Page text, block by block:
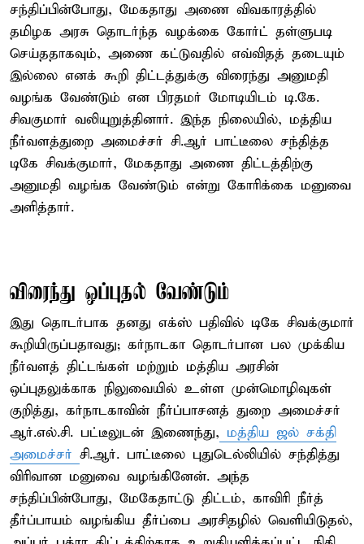
சந்திப்பின்போது, மேகதாது அணை விவகாரத்தில்
தமிழக அரசு தொடர்ந்த வழக்கை கோர்ட் தள்ளுபடி
செய்ததாகவும், அணை கட்டுவதில் எவ்விதத் தடையும்
இல்லை எனக் கூறி திட்டத்துக்கு விரைந்து அனுமதி
வழங்க வேண்டும் என பிரதமர் மோடியிடம் டி.கே.
சிவகுமார் வலியுறுத்தினார். இந்த நிலையில், மத்திய
நீர்வளத்துறை அமைச்சர் சி.ஆர் பாட்டீலை சந்தித்த
டிகே சிவக்குமார், மேகதாது அணை திட்டத்திற்கு
அனுமதி வழங்க வேண்டும் என்று கோரிக்கை மனுவை
அளித்தார்.
விரைந்து ஒப்புதல் வேண்டும்
இது தொடர்பாக தனது எக்ஸ் பதிவில் டிகே சிவக்குமார்
கூறியிருப்பதாவது; கர்நாடகா தொடர்பான பல முக்கிய
நீர்வளத் திட்டங்கள் மற்றும் மத்திய அரசின்
ஒப்புதலுக்காக நிலுவையில் உள்ள முன்மொழிவுகள்
குறித்து, கர்நாடகாவின் நீர்ப்பாசனத் துறை அமைச்சர்
ஆர்.எல்.சி. பட்டீலுடன் இணைந்து, மத்திய ஜல் சக்தி
அமைச்சர் சி.ஆர். பாட்டீலை புதுடெல்லியில் சந்தித்து
விரிவான மனுவை வழங்கினேன். அந்த
சந்திப்பின்போது, மேகேதாட்டு திட்டம், காவிரி நீர்த்
தீர்ப்பாயம் வழங்கிய தீர்ப்பை அரசிதழில் வெளியிடுதல்,